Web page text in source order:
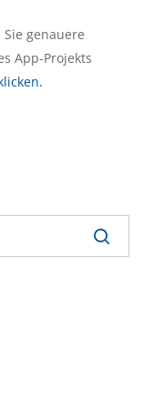
genauere
App-Projekts